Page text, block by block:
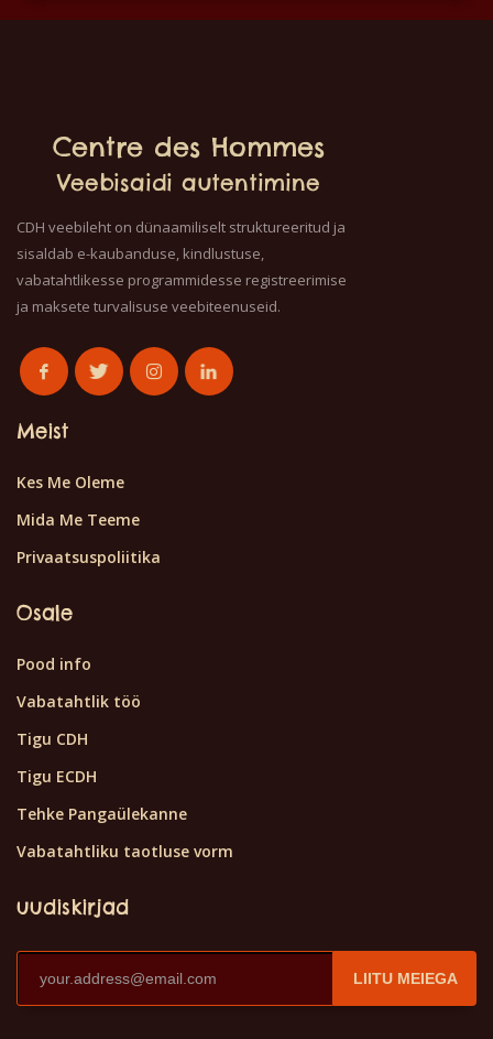
Centre des Hommes
Veebisaidi autentimine
CDH veebileht on dünaamiliselt struktureeritud ja
sisaldab e-kaubanduse, kindlustuse,
vabatahtlikesse programmidesse registreerimise
ja maksete turvalisuse veebiteenuseid.
Meist
Kes Me Oleme
Mida Me Teeme
Privaatsuspoliitika
Osale
Pood info
Vabatahtlik töö
Tigu CDH
Tigu ECDH
Tehke Pangaülekanne
Vabatahtliku taotluse vorm
uudiskirjad
LIITU MEIEGA